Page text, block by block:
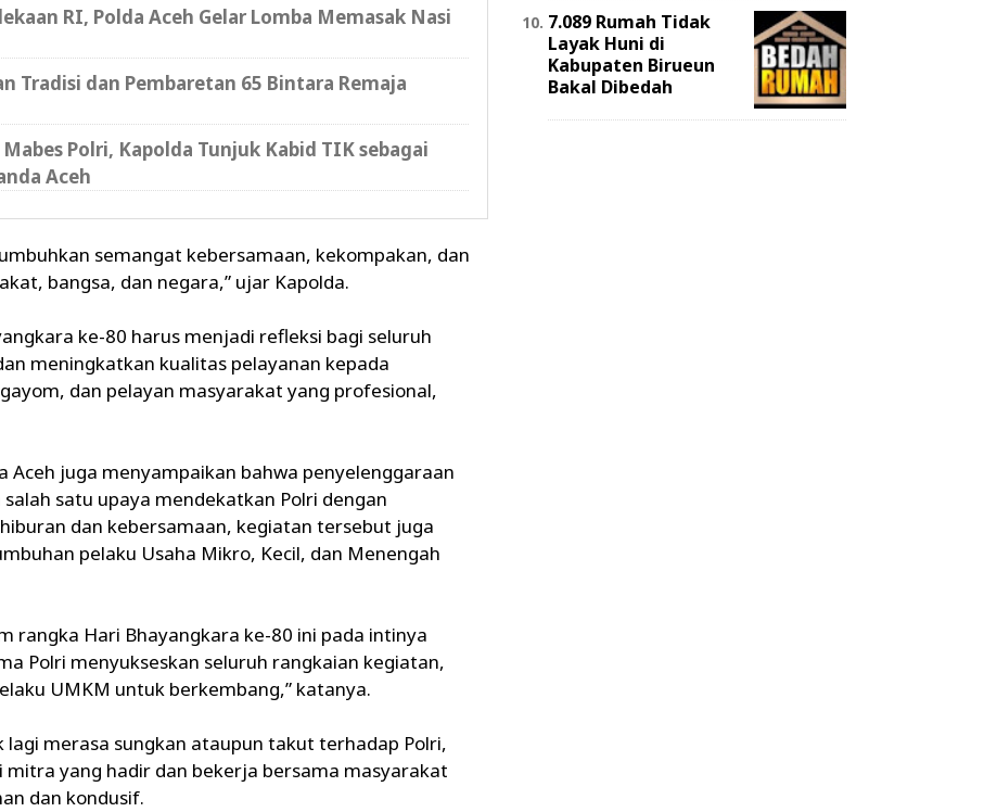
RI, Polda Aceh Gelar Lomba Memasak Nasi
Tradisi dan Pembaretan 65 Bintara Remaja
Polri, Kapolda Tunjuk Kabid TIK sebagai
Aceh
semangat kebersamaan, kekompakan, dan
bangsa, dan negara,” ujar Kapolda.
ke-80 harus menjadi refleksi bagi seluruh
meningkatkan kualitas pelayanan kepada
dan pelayan masyarakat yang profesional,
Aceh juga menyampaikan bahwa penyelenggaraan
satu upaya mendekatkan Polri dengan
dan kebersamaan, kegiatan tersebut juga
pelaku Usaha Mikro, Kecil, dan Menengah
rangka Hari Bhayangkara ke-80 ini pada intinya
Polri menyukseskan seluruh rangkaian kegiatan,
UMKM untuk berkembang,” katanya.
merasa sungkan ataupun takut terhadap Polri,
mitra yang hadir dan bekerja bersama masyarakat
dan kondusif.
7.089 Rumah Tidak
Layak Huni di
Kabupaten Birueun
Bakal Dibedah